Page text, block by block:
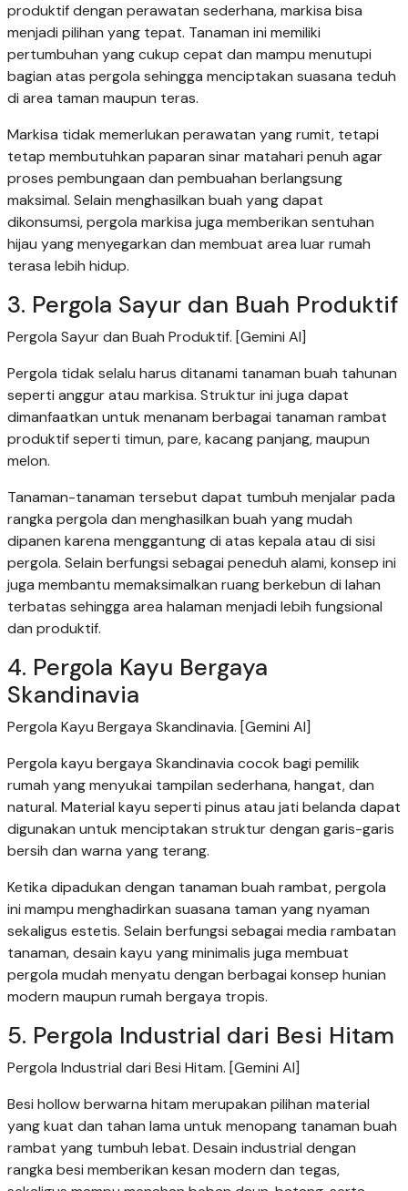
produktif dengan perawatan sederhana, markisa bisa
menjadi pilihan yang tepat. Tanaman ini memiliki
pertumbuhan yang cukup cepat dan mampu menutupi
bagian atas pergola sehingga menciptakan suasana teduh
di area taman maupun teras.
Markisa tidak memerlukan perawatan yang rumit, tetapi
tetap membutuhkan paparan sinar matahari penuh agar
proses pembungaan dan pembuahan berlangsung
maksimal. Selain menghasilkan buah yang dapat
dikonsumsi, pergola markisa juga memberikan sentuhan
hijau yang menyegarkan dan membuat area luar rumah
terasa lebih hidup.
3. Pergola Sayur dan Buah Produktif
Pergola Sayur dan Buah Produktif. [Gemini AI]
Pergola tidak selalu harus ditanami tanaman buah tahunan
seperti anggur atau markisa. Struktur ini juga dapat
dimanfaatkan untuk menanam berbagai tanaman rambat
produktif seperti timun, pare, kacang panjang, maupun
melon.
Tanaman-tanaman tersebut dapat tumbuh menjalar pada
rangka pergola dan menghasilkan buah yang mudah
dipanen karena menggantung di atas kepala atau di sisi
pergola. Selain berfungsi sebagai peneduh alami, konsep ini
juga membantu memaksimalkan ruang berkebun di lahan
terbatas sehingga area halaman menjadi lebih fungsional
dan produktif.
4. Pergola Kayu Bergaya
Skandinavia
Pergola Kayu Bergaya Skandinavia. [Gemini AI]
Pergola kayu bergaya Skandinavia cocok bagi pemilik
rumah yang menyukai tampilan sederhana, hangat, dan
natural. Material kayu seperti pinus atau jati belanda dapat
digunakan untuk menciptakan struktur dengan garis-garis
bersih dan warna yang terang.
Ketika dipadukan dengan tanaman buah rambat, pergola
ini mampu menghadirkan suasana taman yang nyaman
sekaligus estetis. Selain berfungsi sebagai media rambatan
tanaman, desain kayu yang minimalis juga membuat
pergola mudah menyatu dengan berbagai konsep hunian
modern maupun rumah bergaya tropis.
5. Pergola Industrial dari Besi Hitam
Pergola Industrial dari Besi Hitam. [Gemini AI]
Besi hollow berwarna hitam merupakan pilihan material
yang kuat dan tahan lama untuk menopang tanaman buah
rambat yang tumbuh lebat. Desain industrial dengan
rangka besi memberikan kesan modern dan tegas,